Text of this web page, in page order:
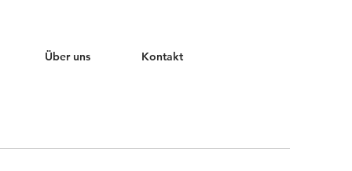
Über uns Kontakt